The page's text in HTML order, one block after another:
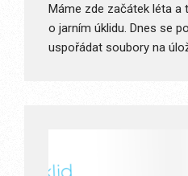
Máme zde začátek léta a
o jarním úklidu. Dnes se
uspořádat soubory na